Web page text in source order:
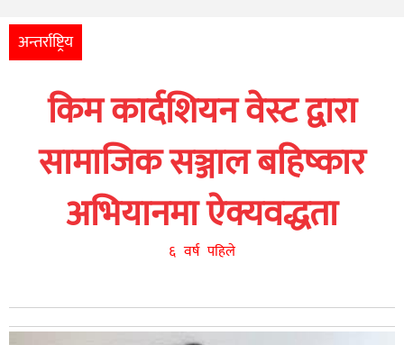
आर्थिक
नेपाली
युनिकोड
अन्तर्राष्ट्रिय
किम कार्दशियन वेस्ट द्वारा
सामाजिक सञ्जाल बहिष्कार
अभियानमा ऐक्यवद्धता
६ वर्ष पहिले